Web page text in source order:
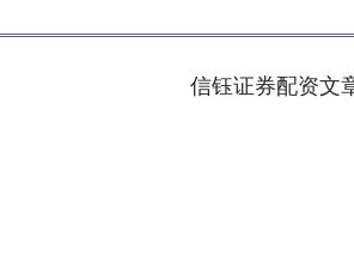
信钰证券配资文